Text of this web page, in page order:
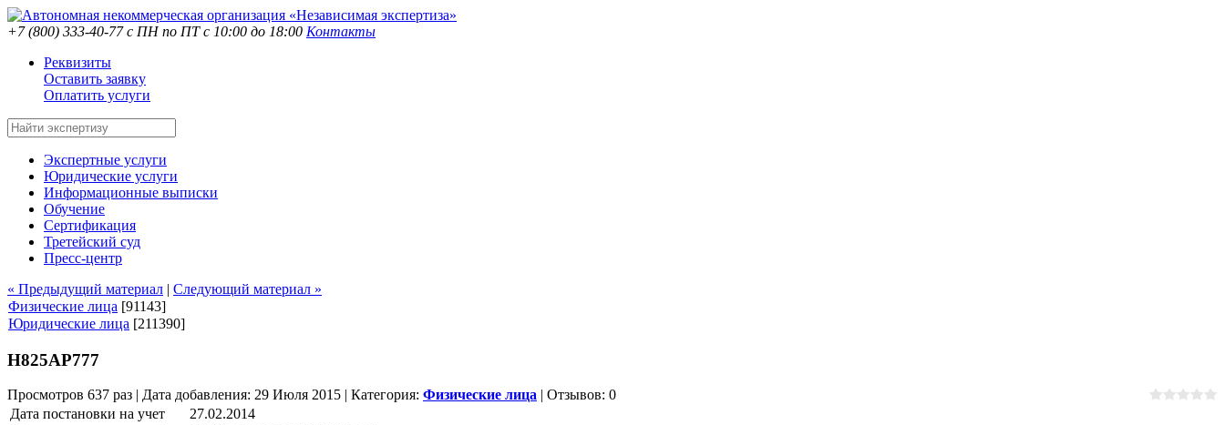
+7 (800) 333-40-77с ПН по ПТ с 10:00 до 18:00 Контакты
Реквизиты
Оставить заявку
Оплатить услуги
Экспертные услуги
Юридические услуги
Информационные выписки
Обучение
Сертификация
Третейский суд
Пресс-центр
« Предыдущий материал | Следующий материал »
Физические лица [91143]
Юридические лица [211390]
Н825АР777
Просмотров 637 раз | Дата добавления: 29 Июля 2015 | Категория: Физические лица | Отзывов: 0
Дата постановки на учет
27.02.2014